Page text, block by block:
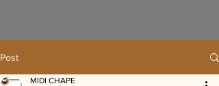
Post
MIDI CHAPE